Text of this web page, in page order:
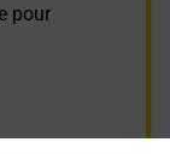
pour